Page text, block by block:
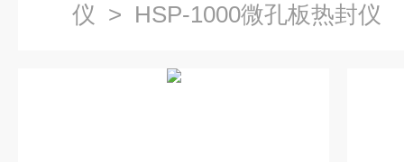
仪 > HSP-1000微孔板热封仪